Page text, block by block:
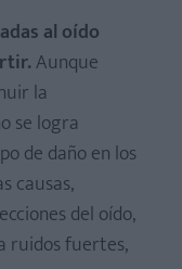
al oído
Aunque
la
se logra
de daño en los
causas,
del oído,
ruidos fuertes,